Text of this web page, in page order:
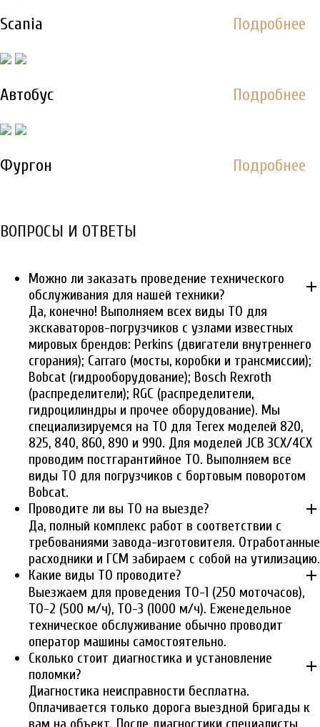
Scania Подробнее
Автобус Подробнее
Фургон Подробнее
ВОПРОСЫ И ОТВЕТЫ
Можно ли заказать проведение технического
обслуживания для нашей техники?
add
Да, конечно! Выполняем всех виды ТО для
экскаваторов-погрузчиков с узлами известных
мировых брендов: Perkins (двигатели внутреннего
сгорания); Carraro (мосты, коробки и трансмиссии);
Bobcat (гидрооборудование); Bosch Rexroth
(распределители); RGC (распределители,
гидроцилиндры и прочее оборудование). Мы
специализируемся на ТО для Terex моделей 820,
825, 840, 860, 890 и 990. Для моделей JCB 3CX/4CX
проводим постгарантийное ТО. Выполняем все
виды ТО для погрузчиков с бортовым поворотом
Bobcat.
Проводите ли вы ТО на выезде?
add
Да, полный комплекс работ в соответствии с
требованиями завода-изготовителя. Отработанные
расходники и ГСМ забираем с собой на утилизацию.
Какие виды ТО проводите?
add
Выезжаем для проведения ТО-1 (250 моточасов),
ТО-2 (500 м/ч), ТО-3 (1000 м/ч). Еженедельное
техническое обслуживание обычно проводит
оператор машины самостоятельно.
Сколько стоит диагностика и установление
поломки?
add
Диагностика неисправности бесплатна.
Оплачивается только дорога выездной бригады к
вам на объект. После диагностики специалисты